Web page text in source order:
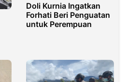
Doli Kurnia Ingatkan
Forhati Beri Penguatan
untuk Perempuan